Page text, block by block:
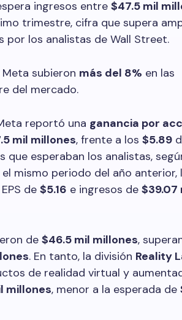
ingresos entre $47.5 mil
trimestre, cifra que supera
por los analistas de Wall Street.
subieron más del 8% en las
del mercado.
reportó una ganancia por
mil millones, frente a los $5.89
que esperaban los analistas,
mismo periodo del año anterior,
de $5.16 e ingresos de $39.07
de $46.5 mil millones,
. En tanto, la división Reality
de realidad virtual y
millones, menor a la esperada de